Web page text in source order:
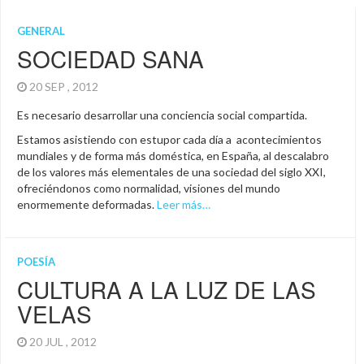
GENERAL
SOCIEDAD SANA
20 SEP , 2012
Es necesario desarrollar una conciencia social compartida.
Estamos asistiendo con estupor cada día a acontecimientos
mundiales y de forma más doméstica, en España, al descalabro
de los valores más elementales de una sociedad del siglo XXI,
ofreciéndonos como normalidad, visiones del mundo
enormemente deformadas.Leer más…
POESÍA
CULTURA A LA LUZ DE LAS
VELAS
20 JUL , 2012